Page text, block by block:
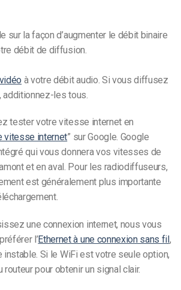
sur la façon d’augmenter le débit binaire
débit de diffusion.
à votre débit audio. Si vous diffusez
, additionnez-les tous.
tester votre vitesse internet en
vitesse internet” sur Google. Google
qui vous donnera vos vitesses de
et en aval. Pour les radiodiffuseurs,
est généralement plus importante
une connexion internet, nous vous
l’Ethernet à une connexion sans fil,
instable. Si le WiFi est votre seule option,
pour obtenir un signal clair.